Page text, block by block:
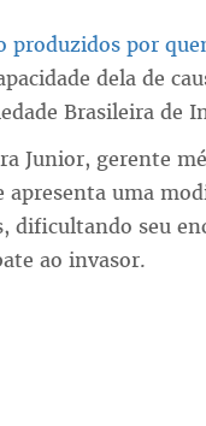
por
dela de
Brasileira de
Junior, gerente
uma
dificultando seu
ao invasor.